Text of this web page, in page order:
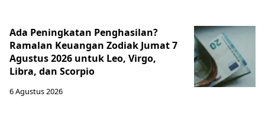
Ada Peningkatan Penghasilan?
Ramalan Keuangan Zodiak Jumat 7
Agustus 2026 untuk Leo, Virgo,
Libra, dan Scorpio
6 Agustus 2026